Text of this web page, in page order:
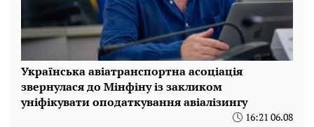
Українська авіатранспортна асоціація
звернулася до Мінфіну із закликом
уніфікувати оподаткування авіалізингу
16:21 06.08